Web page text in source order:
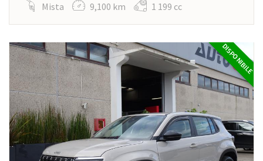
Mista 9,100 km 1 199 cc
DISPONIBILE